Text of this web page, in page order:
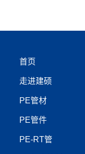
首页
走进建硕
PE管材
PE管件
PE-RT管
PE-RT管
【管材服